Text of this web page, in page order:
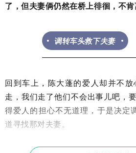
了，但夫妻俩仍然在桥上徘徊，不肯
调转车头救下夫妻
回到车上，陈大蓬的爱人却并不
走，我们走了他们不会出事儿吧，
得爱人的担心不无道理，于是决定
道寻找那对夫妻。